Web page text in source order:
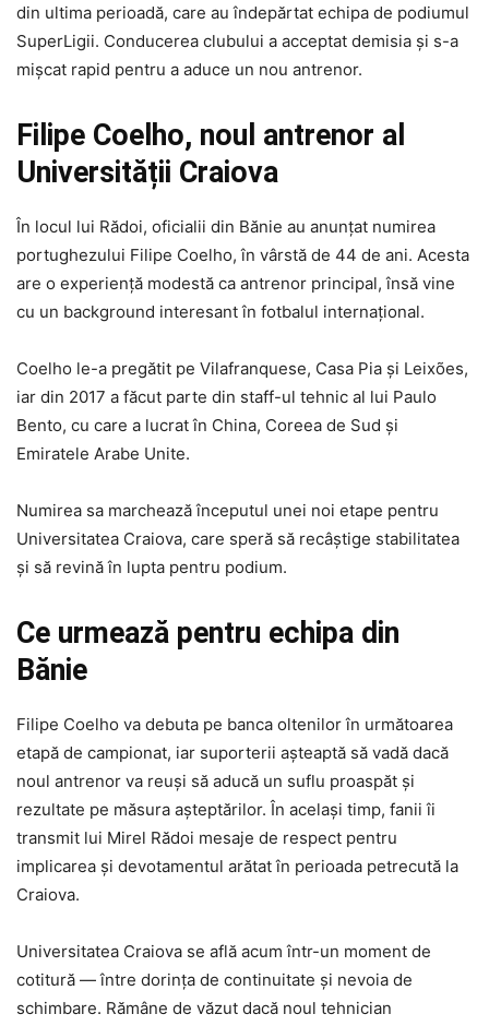
din ultima perioadă, care au îndepărtat echipa de podiumul
SuperLigii. Conducerea clubului a acceptat demisia și s-a
mișcat rapid pentru a aduce un nou antrenor.
Filipe Coelho, noul antrenor al
Universității Craiova
În locul lui Rădoi, oficialii din Bănie au anunțat numirea
portughezului Filipe Coelho, în vârstă de 44 de ani. Acesta
are o experiență modestă ca antrenor principal, însă vine
cu un background interesant în fotbalul internațional.
Coelho le-a pregătit pe Vilafranquese, Casa Pia și Leixões,
iar din 2017 a făcut parte din staff-ul tehnic al lui Paulo
Bento, cu care a lucrat în China, Coreea de Sud și
Emiratele Arabe Unite.
Numirea sa marchează începutul unei noi etape pentru
Universitatea Craiova, care speră să recâștige stabilitatea
și să revină în lupta pentru podium.
Ce urmează pentru echipa din
Bănie
Filipe Coelho va debuta pe banca oltenilor în următoarea
etapă de campionat, iar suporterii așteaptă să vadă dacă
noul antrenor va reuși să aducă un suflu proaspăt și
rezultate pe măsura așteptărilor. În același timp, fanii îi
transmit lui Mirel Rădoi mesaje de respect pentru
implicarea și devotamentul arătat în perioada petrecută la
Craiova.
Universitatea Craiova se află acum într-un moment de
cotitură — între dorința de continuitate și nevoia de
schimbare. Rămâne de văzut dacă noul tehnician